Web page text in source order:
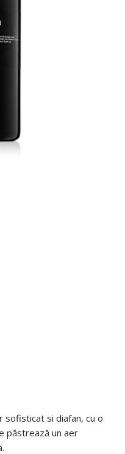
sofisticat si diafan, cu o
păstrează un aer